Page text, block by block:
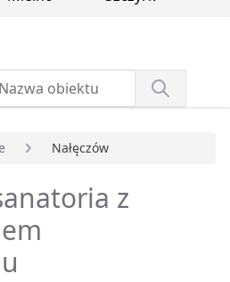
Nałęczów
z